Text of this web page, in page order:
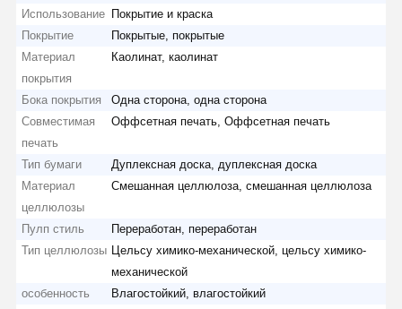
Использование Покрытие и краска
Покрытие
Покрытые, покрытые
Материал
покрытия
Каолинат, каолинат
Бока покрытия
Одна сторона, одна сторона
Совместимая
печать
Оффсетная печать, Оффсетная печать
Тип бумаги
Дуплексная доска, дуплексная доска
Материал
целлюлозы
Смешанная целлюлоза, смешанная целлюлоза
Пулп стиль
Переработан, переработан
Тип целлюлозы
Цельсу химико-механической, цельсу химико-
механической
особенность
Влагостойкий, влагостойкий